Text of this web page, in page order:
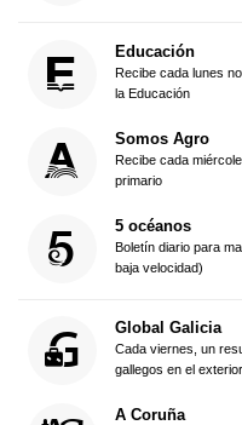
Educación
Recibe cada lunes
la Educación
Somos Agro
Recibe cada
primario
5 océanos
Boletín diario para
baja velocidad)
Global Galicia
Cada viernes, un
gallegos en el exterior
A Coruña